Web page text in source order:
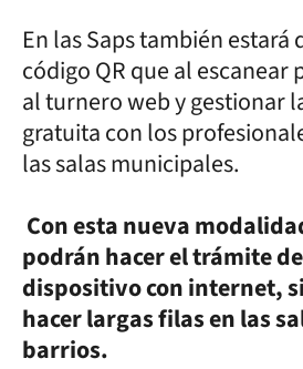
En las Saps también
código QR que al
al turnero web y gestionar
gratuita con los
las salas municipales.
Con esta nueva
podrán hacer el trámite
dispositivo con internet,
hacer largas filas en las
barrios.